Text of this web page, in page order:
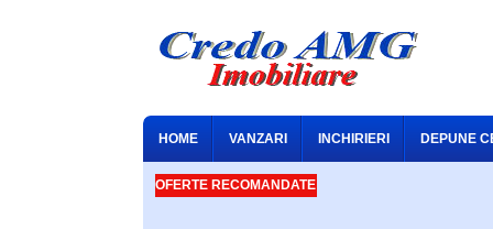
HOME VANZARI INCHIRIERI DEPUNE
OFERTE RECOMANDATE